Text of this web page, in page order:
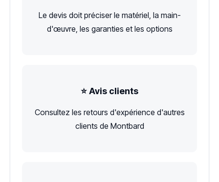
Le devis doit préciser le matériel, la main-
d'œuvre, les garanties et les options
⭐ Avis clients
Consultez les retours d'expérience d'autres
clients de Montbard